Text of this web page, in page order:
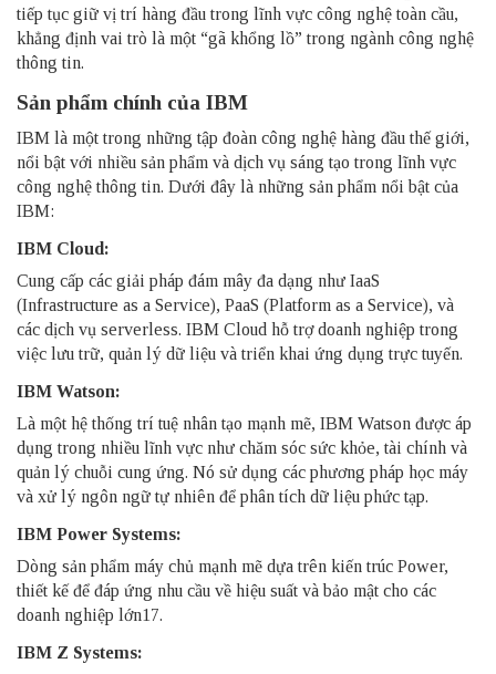
tiếp tục giữ vị trí hàng đầu trong lĩnh vực công nghệ toàn cầu,
khẳng định vai trò là một “gã khổng lồ” trong ngành công nghệ
thông tin.
Sản phẩm chính của IBM
IBM là một trong những tập đoàn công nghệ hàng đầu thế giới,
nổi bật với nhiều sản phẩm và dịch vụ sáng tạo trong lĩnh vực
công nghệ thông tin. Dưới đây là những sản phẩm nổi bật của
IBM:
IBM Cloud:
Cung cấp các giải pháp đám mây đa dạng như IaaS
(Infrastructure as a Service), PaaS (Platform as a Service), và
các dịch vụ serverless. IBM Cloud hỗ trợ doanh nghiệp trong
việc lưu trữ, quản lý dữ liệu và triển khai ứng dụng trực tuyến.
IBM Watson:
Là một hệ thống trí tuệ nhân tạo mạnh mẽ, IBM Watson được áp
dụng trong nhiều lĩnh vực như chăm sóc sức khỏe, tài chính và
quản lý chuỗi cung ứng. Nó sử dụng các phương pháp học máy
và xử lý ngôn ngữ tự nhiên để phân tích dữ liệu phức tạp.
IBM Power Systems:
Dòng sản phẩm máy chủ mạnh mẽ dựa trên kiến trúc Power,
thiết kế để đáp ứng nhu cầu về hiệu suất và bảo mật cho các
doanh nghiệp lớn17.
IBM Z Systems: